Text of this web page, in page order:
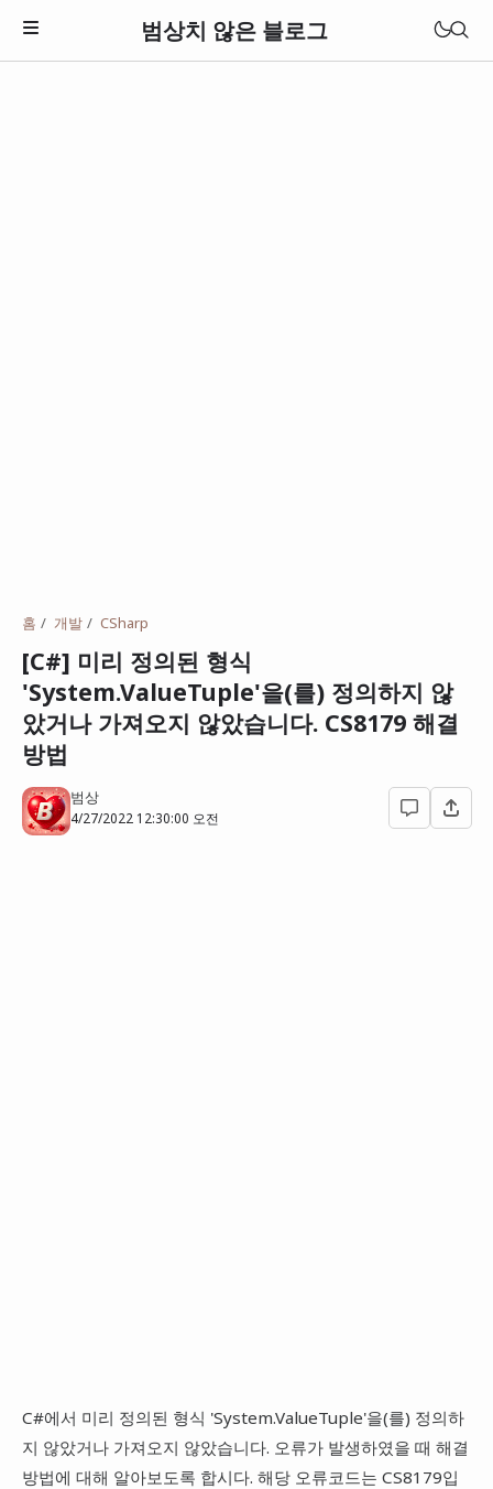
범상치 않은 블로그
홈 개발 CSharp
[C#] 미리 정의된 형식
'System.ValueTuple'을(를) 정의하지 않
았거나 가져오지 않았습니다. CS8179 해결
방법
범상
4/27/2022 12:30:00 오전
C#에서 미리 정의된 형식 'System.ValueTuple'을(를) 정의하
지 않았거나 가져오지 않았습니다. 오류가 발생하였을 때 해결
방법에 대해 알아보도록 합시다. 해당 오류코드는 CS8179입